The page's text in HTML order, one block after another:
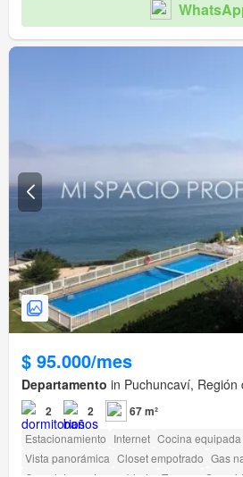
$ 95.000/mes
Departamento in Puchuncaví, Región
2 2 67 m²
Estacionamiento Internet Cocina equipada
Vista panorámica Closet empotrado Gas